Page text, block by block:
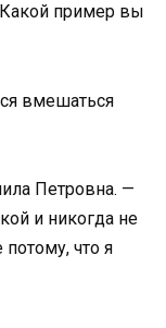
Какой пример вы
вмешаться
Петровна. —
и никогда не
что я